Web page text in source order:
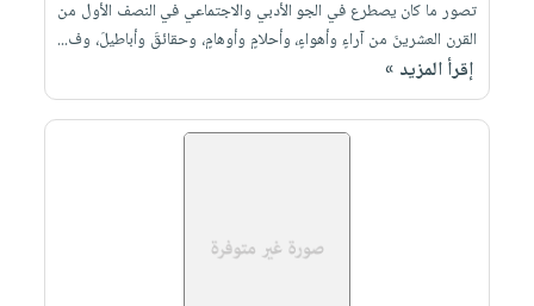
تصور ما كان يصطرع في الجو الأدبي والاجتماعي في النصف الأول من
القرن العشرينَ من آراءٍ وأهواءٍ، وأحلامٍ وأوهامٍ، وحقائقَ وأباطيلَ، وف...
إقرأ المزيد »